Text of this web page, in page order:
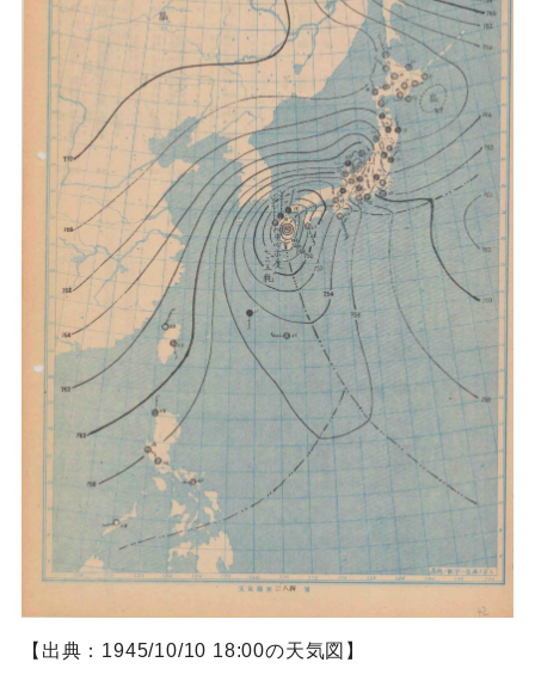
【出典：1945/10/10 18:00の天気図】